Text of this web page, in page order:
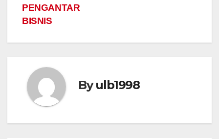
o
o
k
navigation
PENGANTAR
BISNIS
Byulb1998